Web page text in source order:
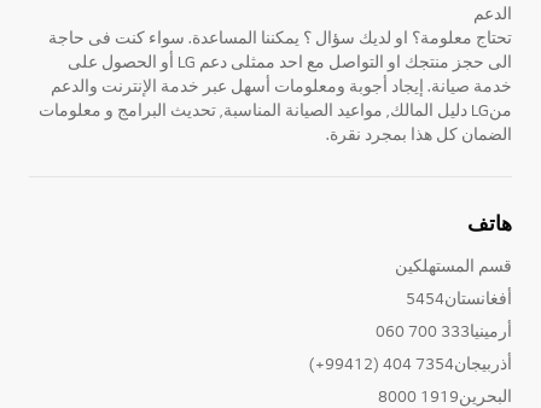
الدعم
تحتاج معلومة؟ او لديك سؤال ؟ يمكننا المساعدة. سواء كنت فى حاجة
الى حجز منتجك او التواصل مع احد ممثلى دعم LG أو الحصول على
خدمة صيانة. إيجاد أجوبة ومعلومات أسهل عبر خدمة الإنترنت والدعم
منLG دليل المالك, مواعيد الصيانة المناسبة, تحديث البرامج و معلومات
الضمان كل هذا بمجرد نقرة.
هاتف
قسم المستهلكين
أفغانستان5454
أرمينيا333 700 060
أذربيجان7354 404 (99412+)
البحرين1919 8000